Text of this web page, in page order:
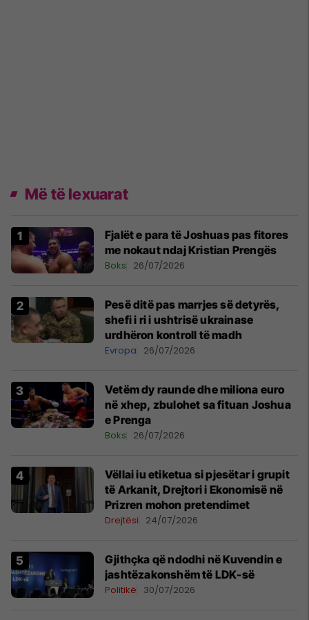
Më të lexuarat
Fjalët e para të Joshuas pas fitores
me nokaut ndaj Kristian Prengës
Boks 26/07/2026
Pesë ditë pas marrjes së detyrës,
shefi i ri i ushtrisë ukrainase
urdhëron kontroll të madh
Evropa 26/07/2026
Vetëm dy raunde dhe miliona euro
në xhep, zbulohet sa fituan Joshua
e Prenga
Boks 26/07/2026
Vëllai iu etiketua si pjesëtar i grupit
të Arkanit, Drejtori i Ekonomisë në
Prizren mohon pretendimet
Drejtësi 24/07/2026
Gjithçka që ndodhi në Kuvendin e
jashtëzakonshëm të LDK-së
Politikë 30/07/2026